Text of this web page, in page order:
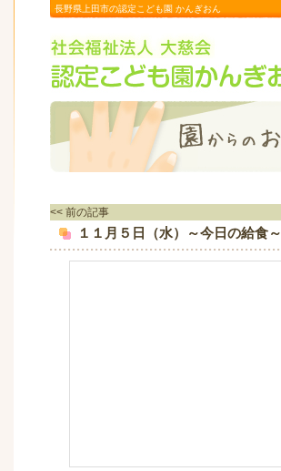
長野県上田市の認定こども園 かんぎおん
<< 前の記事
１１月５日（水）～今日の給食～